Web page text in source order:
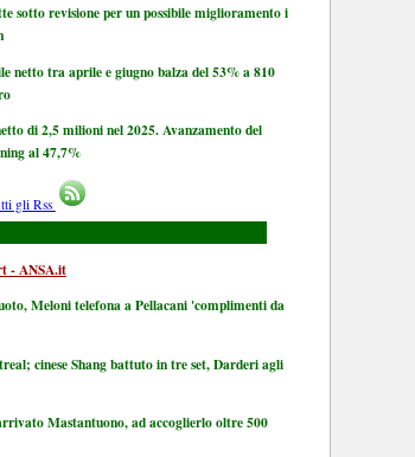
sotto revisione per un possibile miglioramento i
netto tra aprile e giugno balza del 53% a 810
di 2,5 milioni nel 2025. Avanzamento del
al 47,7%
gli Rss
- ANSA.it
Meloni telefona a Pellacani 'complimenti da
cinese Shang battuto in tre set, Darderi agli
Mastantuono, ad accoglierlo oltre 500